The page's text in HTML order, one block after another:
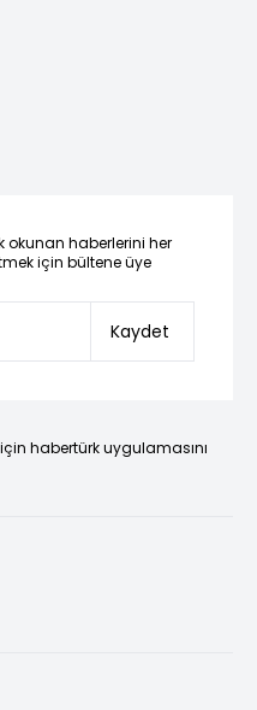
okunan haberlerini her
için bültene üye
Kaydet
habertürk uygulamasını